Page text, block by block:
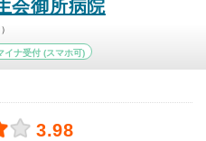
会御所病院
イナ受付 (スマホ可)
3.98